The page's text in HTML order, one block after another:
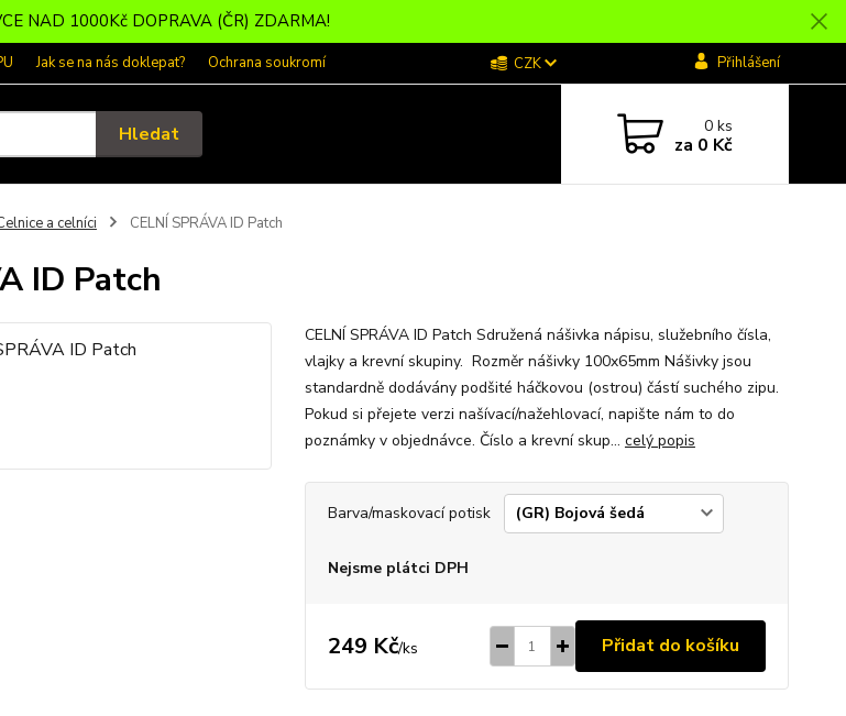
NAD 1000Kč DOPRAVA (ČR) ZDARMA!
Jak se na nás doklepat? Ochrana soukromí CZK Přihlášení
Hledat 0ks
za 0 Kč
a celníci CELNÍ SPRÁVA ID Patch
ID Patch
CELNÍ SPRÁVA ID Patch Sdružená nášivka nápisu, služebního čísla,
vlajky a krevní skupiny. Rozměr nášivky 100x65mm Nášivky jsou
standardně dodávány podšité háčkovou (ostrou) částí suchého zipu.
Pokud si přejete verzi našívací/nažehlovací, napište nám to do
poznámky v objednávce. Číslo a krevní skup... celý popis
Barva/maskovací potisk
Nejsme plátci DPH
249 Kč/ks Přidat do košíku